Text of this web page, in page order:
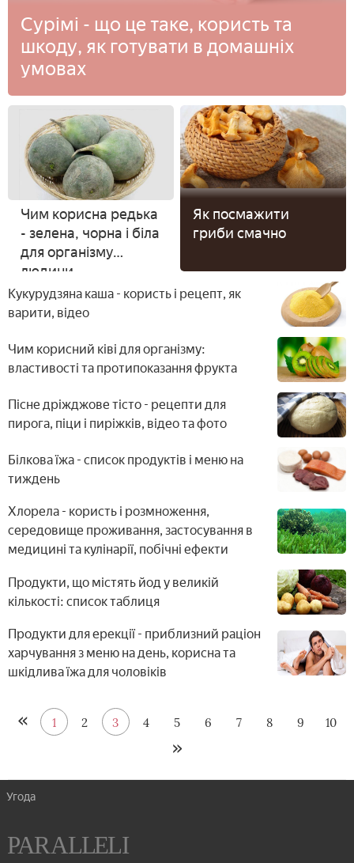
Сурімі - що це таке, користь та
шкоду, як готувати в домашніх
умовах
Чим корисна редька
- зелена, чорна і біла
для організму
людини
Як посмажити
гриби смачно
Кукурудзяна каша - користь і рецепт, як
варити, відео
Чим корисний ківі для організму:
властивості та протипоказання фрукта
Пісне дріжджове тісто - рецепти для
пирога, піци і пиріжків, відео та фото
Білкова їжа - список продуктів і меню на
тиждень
Хлорела - користь і розмноження,
середовище проживання, застосування в
медицині та кулінарії, побічні ефекти
Продукти, що містять йод у великій
кількості: список таблиця
Продукти для ерекції - приблизний раціон
харчування з меню на день, корисна та
шкідлива їжа для чоловіків
1 2 3 4 5 6 7 8 9 10
Угода